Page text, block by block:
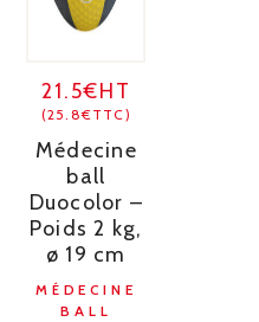
21.5€HT
(25.8€TTC)
Médecine
ball
Duocolor –
Poids 2 kg,
ø 19 cm
MÉDECINE
BALL